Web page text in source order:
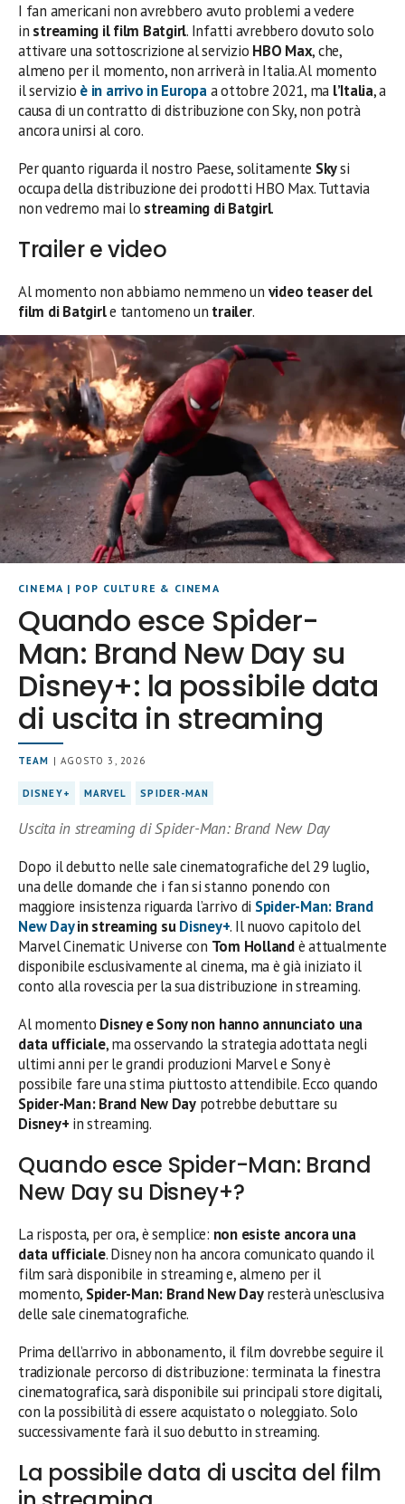
I fan americani non avrebbero avuto problemi a vedere
in streaming il film Batgirl. Infatti avrebbero dovuto solo
attivare una sottoscrizione al servizio HBO Max, che,
almeno per il momento, non arriverà in Italia. Al momento
il servizio è in arrivo in Europaa ottobre 2021, ma l’Italia, a
causa di un contratto di distribuzione con Sky, non potrà
ancora unirsi al coro.
Per quanto riguarda il nostro Paese, solitamente Skysi
occupa della distribuzione dei prodotti HBO Max. Tuttavia
non vedremo mai lo streaming di Batgirl.
Trailer e video
Al momento non abbiamo nemmeno un video teaser del
film di Batgirle tantomeno un trailer.
CINEMA | POP CULTURE & CINEMA
Quando esce Spider-
Man: Brand New Day su
Disney+: la possibile data
di uscita in streaming
TEAM | AGOSTO 3, 2026
DISNEY+ MARVEL SPIDER-MAN
Uscita in streaming di Spider-Man: Brand New Day
Dopo il debutto nelle sale cinematografiche del 29 luglio,
una delle domande che i fan si stanno ponendo con
maggiore insistenza riguarda l’arrivo di Spider-Man: Brand
New Dayin streaming suDisney+. Il nuovo capitolo del
Marvel Cinematic Universe con Tom Hollandè attualmente
disponibile esclusivamente al cinema, ma è già iniziato il
conto alla rovescia per la sua distribuzione in streaming.
Al momento Disney e Sony non hanno annunciato una
data ufficiale, ma osservando la strategia adottata negli
ultimi anni per le grandi produzioni Marvel e Sony è
possibile fare una stima piuttosto attendibile. Ecco quando
Spider-Man: Brand New Daypotrebbe debuttare su
Disney+ in streaming.
Quando esce Spider-Man: Brand
New Day su Disney+?
La risposta, per ora, è semplice: non esiste ancora una
data ufficiale. Disney non ha ancora comunicato quando il
film sarà disponibile in streaming e, almeno per il
momento, Spider-Man: Brand New Dayresterà un’esclusiva
delle sale cinematografiche.
Prima dell’arrivo in abbonamento, il film dovrebbe seguire il
tradizionale percorso di distribuzione: terminata la finestra
cinematografica, sarà disponibile sui principali store digitali,
con la possibilità di essere acquistato o noleggiato. Solo
successivamente farà il suo debutto in streaming.
La possibile data di uscita del film